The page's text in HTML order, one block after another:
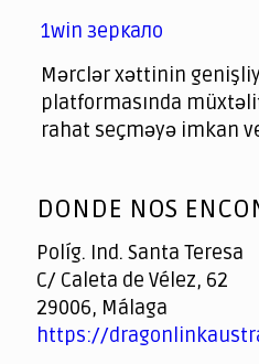
1win зеркало
Mərclər xəttinin
platformasında
rahat seçməyə imkan
of
DONDE NOS
Políg. Ind. Santa Teresa
C/ Caleta de Vélez, 62
29006, Málaga
https://